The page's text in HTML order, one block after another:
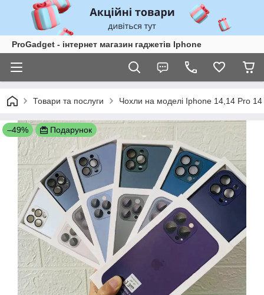
ProGadget - iнтернет магазин гаджетів Iphone
Товари та послуги Чохли на моделі Iphone 14,14 Pro
–49% Подарунок